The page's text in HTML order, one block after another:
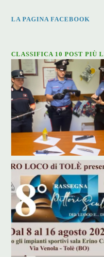
LA PAGINA FACEBOOK
CLASSIFICA 10 POST PIÙ